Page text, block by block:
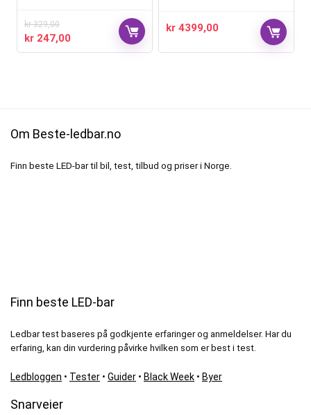
kr329,00
kr 247,00
kr 4399,00
Om Beste-ledbar.no
Finn beste LED-bar til bil, test, tilbud og priser i Norge.
Finn beste LED-bar
Ledbar test baseres på godkjente erfaringer og anmeldelser. Har du
erfaring, kan din vurdering påvirke hvilken som er best i test.
Ledbloggen • Tester • Guider • Black Week • Byer
Snarveier